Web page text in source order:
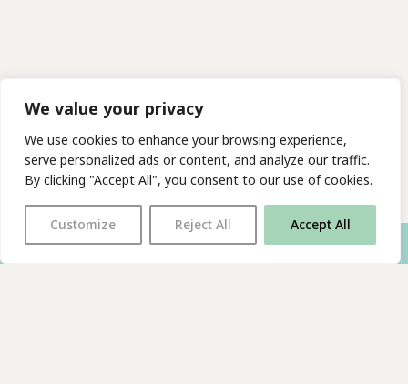
We value your privacy
We use cookies to enhance your browsing experience,
serve personalized ads or content, and analyze our traffic.
By clicking "Accept All", you consent to our use of cookies.
Customize Reject All Accept All